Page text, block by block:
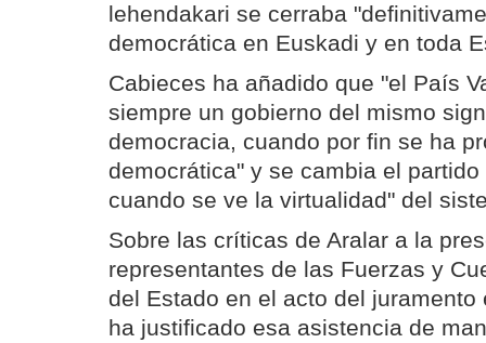
lehendakari se cerraba
democrática en Euskadi y en toda
Cabieces ha añadido que "el País
siempre un gobierno del mismo
democracia, cuando por fin se ha
democrática" y se cambia el
cuando se ve la virtualidad" del
Sobre las críticas de Aralar a la
representantes de las Fuerzas y
del Estado en el acto del juramento
ha justificado esa asistencia de